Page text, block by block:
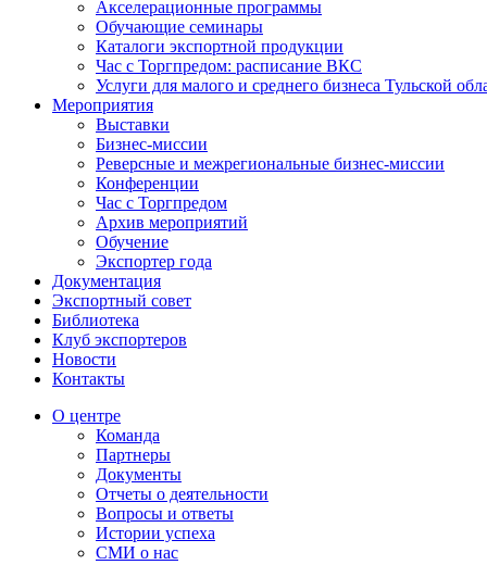
Акселерационные программы
Обучающие семинары
Каталоги экспортной продукции
Час с Торгпредом: расписание ВКС
Услуги для малого и среднего бизнеса Тульской
Мероприятия
Выставки
Бизнес-миссии
Реверсные и межрегиональные бизнес-миссии
Конференции
Час с Торгпредом
Архив мероприятий
Обучение
Экспортер года
Документация
Экспортный совет
Библиотека
Клуб экспортеров
Новости
Контакты
О центре
Команда
Партнеры
Документы
Отчеты о деятельности
Вопросы и ответы
Истории успеха
СМИ о нас